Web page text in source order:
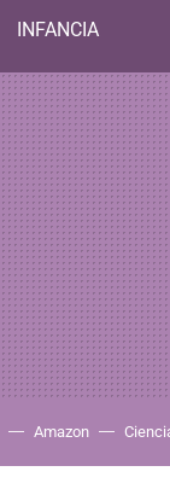
INFANCIA
Amazon